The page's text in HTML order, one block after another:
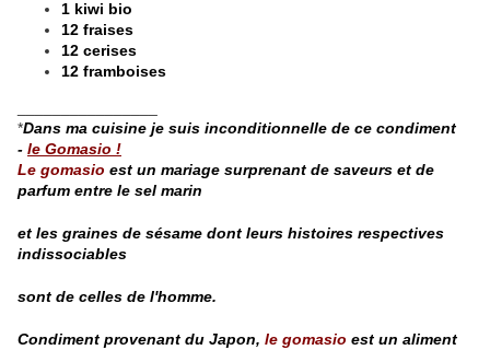
1 kiwi bio
12 fraises
12 cerises
12 framboises
*Dans ma cuisine je suis inconditionnelle de ce condiment
- le Gomasio !
Le gomasio est un mariage surprenant de saveurs et de
parfum entre le sel marin
et les graines de sésame dont leurs histoires respectives
indissociables
sont de celles de l'homme.
Condiment provenant du Japon, le gomasio est un aliment